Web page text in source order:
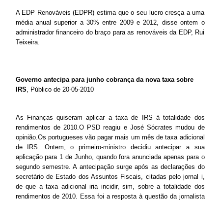
A EDP Renováveis (EDPR) estima que o seu lucro cresça a uma
média anual superior a 30% entre 2009 e 2012, disse ontem o
administrador financeiro do braço para as renováveis da EDP, Rui
Teixeira.
Governo antecipa para junho cobrança da nova taxa sobre
IRS, Público de 20-05-2010
As Finanças quiseram aplicar a taxa de IRS à totalidade dos
rendimentos de 2010.O PSD reagiu e José Sócrates mudou de
opinião.Os portugueses vão pagar mais um mês de taxa adicional
de IRS. Ontem, o primeiro-ministro decidiu antecipar a sua
aplicação para 1 de Junho, quando fora anunciada apenas para o
segundo semestre. A antecipação surge após as declarações do
secretário de Estado dos Assuntos Fiscais, citadas pelo jornal i,
de que a taxa adicional iria incidir, sim, sobre a totalidade dos
rendimentos de 2010. Essa foi a resposta à questão da jornalista